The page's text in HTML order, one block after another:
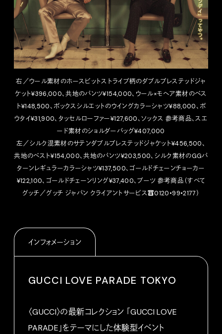
右／ウール素材のホースビットストライプ柄のダブルブレステッドジャ
ケット¥396,000、共地のパンツ¥154,000、ウール×モヘア素材のベス
ト¥148,500、ボックスシルエットのウイングカラーシャツ¥88,000、ボ
ウタイ¥31,900、タッセルローファー¥127,600、ソックス 参考商品、スエ
ード素材のショルダーバッグ¥407,000
左／シルク混素材のサテンダブルブレステッドジャケット¥456,500、
共地のベスト¥154,000、共地のパンツ¥203,500、シルク素材のGGパ
ターンレギュラーカラーシャツ¥137,500、ゴールドチェーンチョーカー
¥122,100、ゴールドチェーンリング¥37,400、ブーツ 参考商品（すべて
グッチ／グッチ ジャパン クライアントサービス☎︎0120•99•2177）
インフォメーション
GUCCI LOVE PARADE TOKYO
〈GUCCI〉の最新コレクション 「GUCCI LOVE
PARADE」をテーマにした体験型イベント